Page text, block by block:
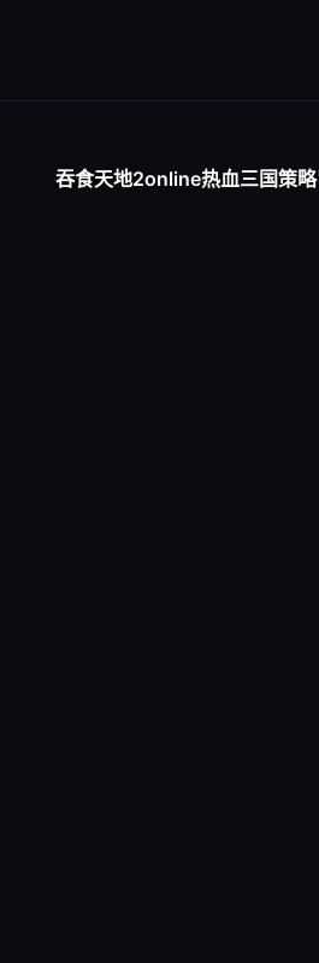
吞食天地2online热血三国策